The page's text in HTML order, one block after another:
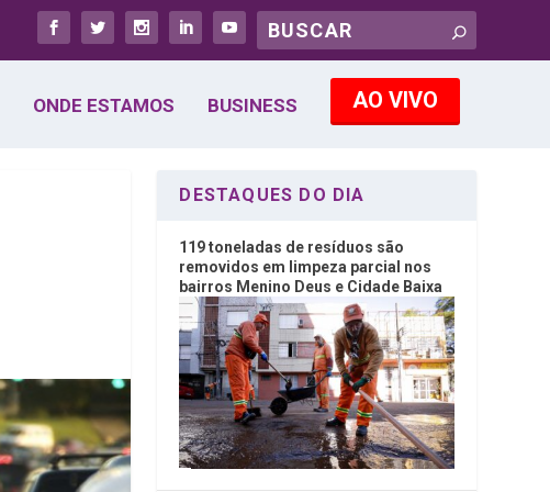
ONDE ESTAMOS BUSINESS AO VIVO
DESTAQUES DO DIA
119 toneladas de resíduos são
removidos em limpeza parcial nos
bairros Menino Deus e Cidade Baixa